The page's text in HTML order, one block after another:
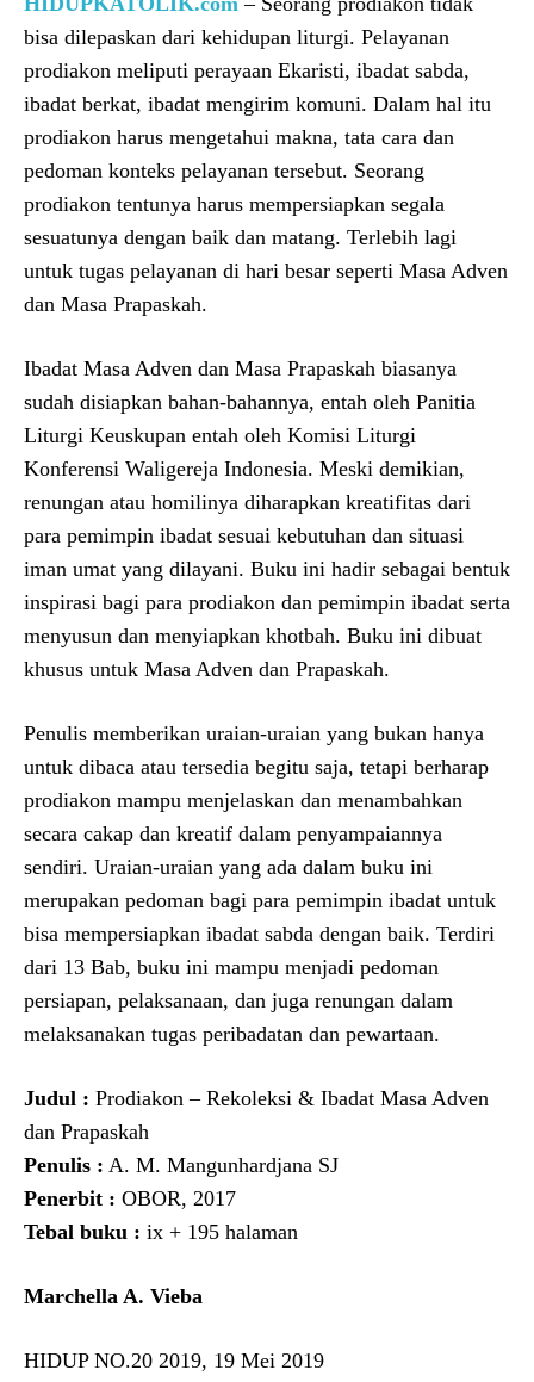
bisa dilepaskan dari kehidupan liturgi. Pelayanan
prodiakon meliputi perayaan Ekaristi, ibadat sabda,
ibadat berkat, ibadat mengirim komuni. Dalam hal itu
prodiakon harus mengetahui makna, tata cara dan
pedoman konteks pelayanan tersebut. Seorang
prodiakon tentunya harus mempersiapkan segala
sesuatunya dengan baik dan matang. Terlebih lagi
untuk tugas pelayanan di hari besar seperti Masa Adven
dan Masa Prapaskah.
Ibadat Masa Adven dan Masa Prapaskah biasanya
sudah disiapkan bahan-bahannya, entah oleh Panitia
Liturgi Keuskupan entah oleh Komisi Liturgi
Konferensi Waligereja Indonesia. Meski demikian,
renungan atau homilinya diharapkan kreatifitas dari
para pemimpin ibadat sesuai kebutuhan dan situasi
iman umat yang dilayani. Buku ini hadir sebagai bentuk
inspirasi bagi para prodiakon dan pemimpin ibadat serta
menyusun dan menyiapkan khotbah. Buku ini dibuat
khusus untuk Masa Adven dan Prapaskah.
Penulis memberikan uraian-uraian yang bukan hanya
untuk dibaca atau tersedia begitu saja, tetapi berharap
prodiakon mampu menjelaskan dan menambahkan
secara cakap dan kreatif dalam penyampaiannya
sendiri. Uraian-uraian yang ada dalam buku ini
merupakan pedoman bagi para pemimpin ibadat untuk
bisa mempersiapkan ibadat sabda dengan baik. Terdiri
dari 13 Bab, buku ini mampu menjadi pedoman
persiapan, pelaksanaan, dan juga renungan dalam
melaksanakan tugas peribadatan dan pewartaan.
Judul : Prodiakon – Rekoleksi & Ibadat Masa Adven
dan Prapaskah
Penulis : A. M. Mangunhardjana SJ
Penerbit : OBOR, 2017
Tebal buku : ix + 195 halaman
Marchella A. Vieba
HIDUP NO.20 2019, 19 Mei 2019